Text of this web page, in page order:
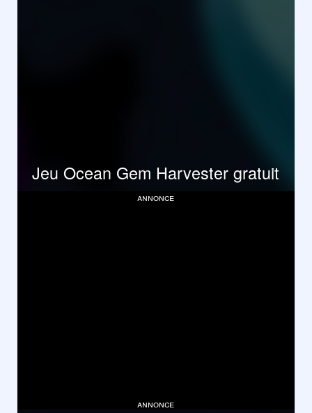
Jeu Ocean Gem Harvester gratuit
annonce
annonce